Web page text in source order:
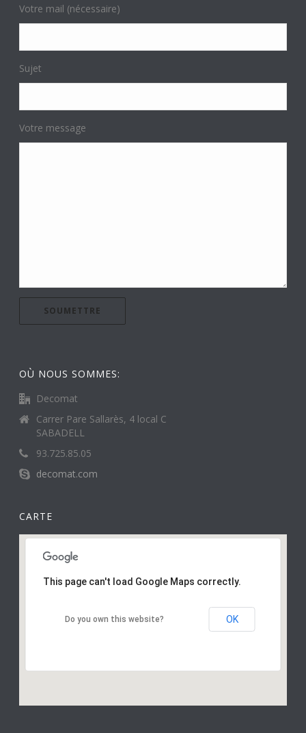
Votre mail (nécessaire)
Sujet
Votre message
OÙ NOUS SOMMES:
Decomat
Carrer Pare Sallarès, 4 local C
SABADELL
93.725.85.05
decomat.com
CARTE
This page can't load Google Maps correctly.
Do you own this website? OK